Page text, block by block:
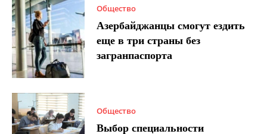
Общество
Азербайджанцы смогут ездить
еще в три страны без
загранпаспорта
Общество
Выбор специальности